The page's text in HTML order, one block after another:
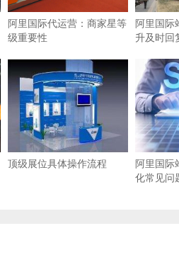
阿里国际代运营：商家星等
级重要性
阿里国际
升及时回
顶级展位具体操作流程
阿里国际
化常见问